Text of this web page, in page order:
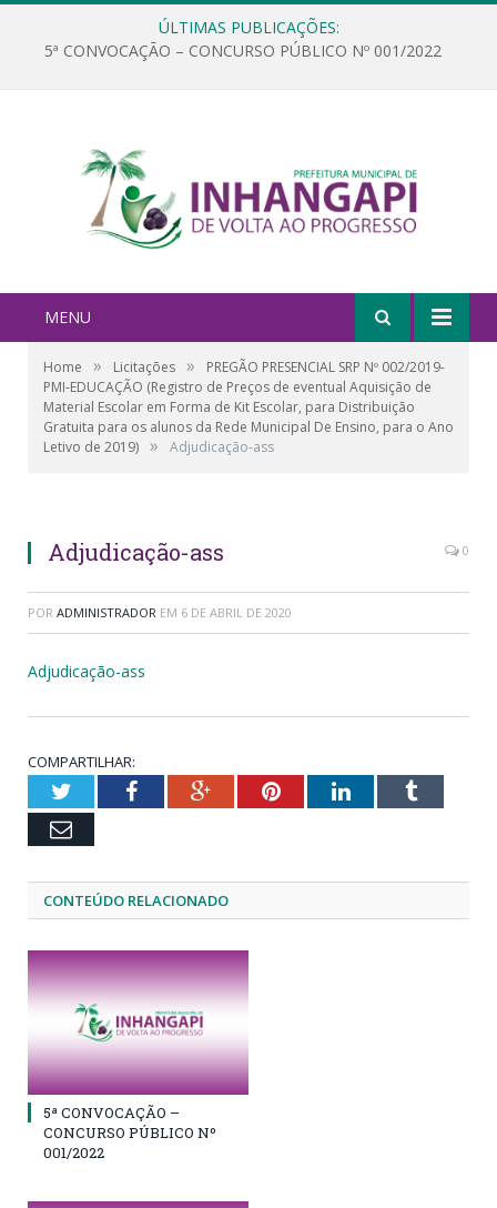
ÚLTIMAS PUBLICAÇÕES:
5ª CONVOCAÇÃO – CONCURSO PÚBLICO Nº 001/2022
MENU
Home » Licitações »
PREGÃO PRESENCIAL SRP Nº 002/2019-
PMI-EDUCAÇÃO (Registro de Preços de eventual Aquisição de
Material Escolar em Forma de Kit Escolar, para Distribuição
Gratuita para os alunos da Rede Municipal De Ensino, para o Ano
Letivo de 2019) » Adjudicação-ass
Adjudicação-ass 0
POR ADMINISTRADOR EM 6 DE ABRIL DE 2020
Adjudicação-ass
COMPARTILHAR:
TwitterFacebookGoogle+PinterestLinkedInTumblr
Email
CONTEÚDO RELACIONADO
5ª CONVOCAÇÃO –
CONCURSO PÚBLICO Nº
001/2022